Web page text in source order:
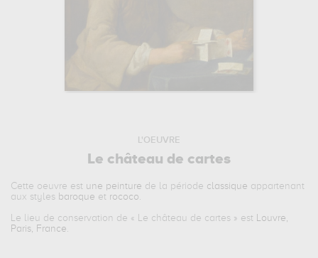
L'OEUVRE
Le château de cartes
Cette oeuvre est une peinture de la période classique appartenant
aux styles baroque et rococo.
Le lieu de conservation de « Le château de cartes » est Louvre,
Paris, France.